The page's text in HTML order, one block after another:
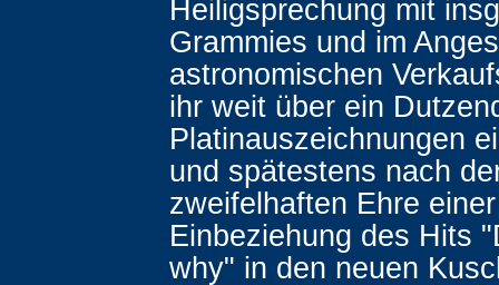
Heiligsprechung mit
Grammies und im
astronomischen
ihr weit über ein
Platinauszeichnungen
und spätestens nach
zweifelhaften Ehre einer
Einbeziehung des Hits
why" in den neuen